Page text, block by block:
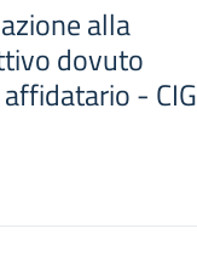
alla
dovuto
- CIG